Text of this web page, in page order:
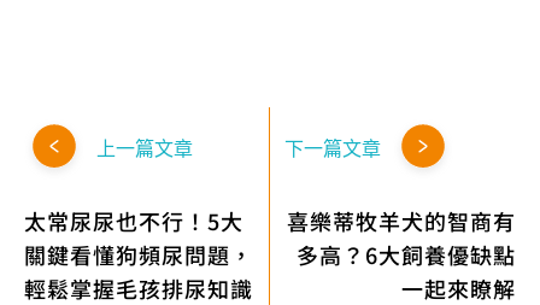
上一篇文章
太常尿尿也不行！5大
關鍵看懂狗頻尿問題，
輕鬆掌握毛孩排尿知識
下一篇文章
喜樂蒂牧羊犬的智商有
多高？6大飼養優缺點
一起來瞭解